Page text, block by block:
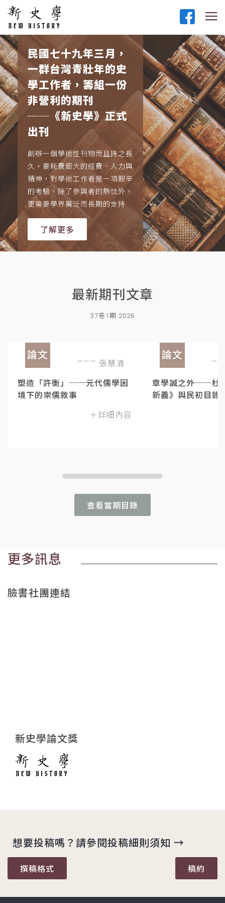
民國七十九年三月，
一群台灣青壯年的史
學工作者，籌組一份
非營利的期刊
──《新史學》正式
出刊
創辦一個學術性刊物而且持之長
久，要耗費鉅大的經費、人力與
精神，對學術工作者是一項艱辛
的考驗，除了參與者的熱忱外，
更需要學界廣泛而長期的支持
了解更多
最新期刊文章
37卷1期 2026
論文
張慧清
塑造「許衡」──元代儒學困
境下的崇儒敘事
＋詳細內容
論文
章學誠之外──杜
新義》與民初目錄
查看當期目錄
更多訊息
臉書社團連結
新史學論文獎
想要投稿嗎？請參閱投稿細則須知 →
撰稿格式 稿約